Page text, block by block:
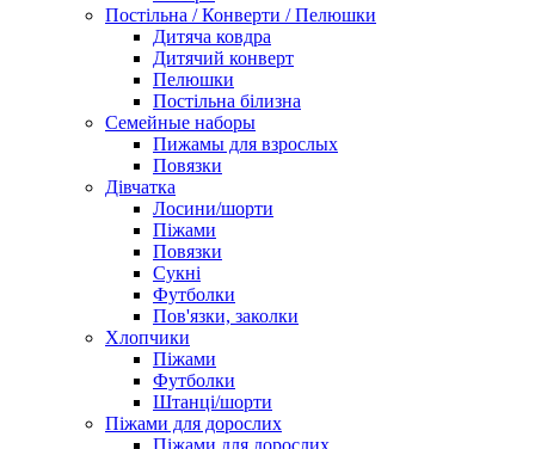
Постільна / Конверти / Пелюшки
Дитяча ковдра
Дитячий конверт
Пелюшки
Постільна білизна
Семейные наборы
Пижамы для взрослых
Повязки
Дівчатка
Лосини/шорти
Піжами
Повязки
Сукні
Футболки
Пов'язки, заколки
Хлопчики
Піжами
Футболки
Штанці/шорти
Піжами для дорослих
Піжами для дорослих